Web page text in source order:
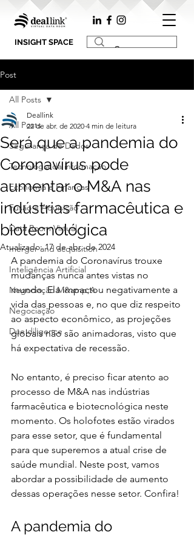
INSIGHT SPACE
Post
All Posts
Segurança de Dados
Tecnologia da informação
Economia e Finanças
Fusão e Aquisição
Data Room Virtual
merger and acquisition
Inteligência Artificial
Negociação M&amp;A
Negociação
Due diligence
All Posts
Será que a pandemia do
Coronavírus pode
aumentar o M&A nas
indústrias farmacêutica e
biotecnológica
Deallink
22 de abr. de 2020 4 min de leitura
Atualizado:17 de abr. de 2024
A pandemia do Coronavírus trouxe
mudanças nunca antes vistas no
mundo. Ela impactou negativamente a
vida das pessoas e, no que diz respeito
ao aspecto econômico, as projeções
globais não são animadoras, visto que
há expectativa de recessão.
No entanto, é preciso ficar atento ao
processo de M&A nas indústrias
farmacêutica e biotecnológica neste
momento. Os holofotes estão virados
para esse setor, que é fundamental
para que superemos a atual crise de
saúde mundial. Neste post, vamos
abordar a possibilidade de aumento
dessas operações nesse setor. Confira!
A pandemia do